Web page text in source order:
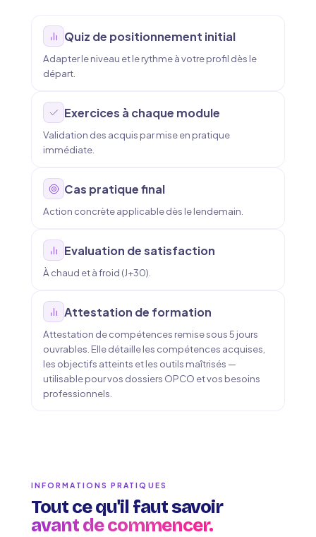
Quiz de positionnement initial
Adapter le niveau et le rythme à votre profil dès le
départ.
Exercices à chaque module
Validation des acquis par mise en pratique
immédiate.
Cas pratique final
Action concrète applicable dès le lendemain.
Evaluation de satisfaction
À chaud et à froid (J+30).
Attestation de formation
Attestation de compétences remise sous 5 jours
ouvrables. Elle détaille les compétences acquises,
les objectifs atteints et les outils maîtrisés —
utilisable pour vos dossiers OPCO et vos besoins
professionnels.
INFORMATIONS PRATIQUES
Tout ce qu'il faut savoir
avant de commencer.